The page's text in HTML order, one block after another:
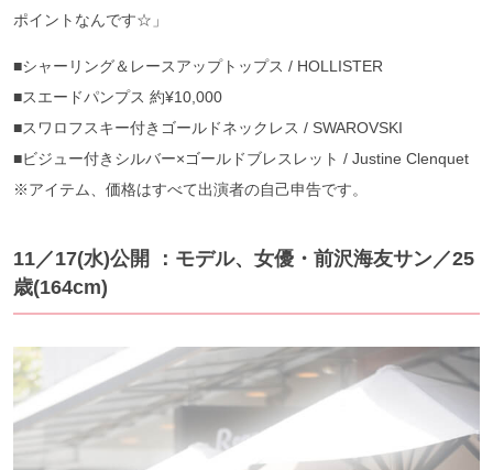
ポイントなんです☆」
■シャーリング＆レースアップトップス / HOLLISTER
■スエードパンプス 約¥10,000
■スワロフスキー付きゴールドネックレス / SWAROVSKI
■ビジュー付きシルバー×ゴールドブレスレット / Justine Clenquet
※アイテム、価格はすべて出演者の自己申告です。
11／17(水)公開 ：モデル、女優・前沢海友サン／25
歳(164cm)